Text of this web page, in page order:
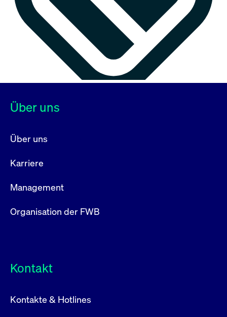
Über uns
Über uns
Karriere
Management
Organisation der FWB
Kontakt
Kontakte & Hotlines